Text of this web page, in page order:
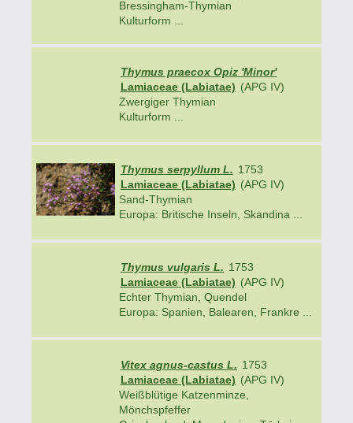
Bressingham-Thymian
Kulturform ...
Thymus praecox Opiz 'Minor'
Lamiaceae (Labiatae) (APG IV)
Zwergiger Thymian
Kulturform ...
Thymus serpyllum L. 1753
Lamiaceae (Labiatae) (APG IV)
Sand-Thymian
Europa: Britische Inseln, Skandina ...
Thymus vulgaris L. 1753
Lamiaceae (Labiatae) (APG IV)
Echter Thymian, Quendel
Europa: Spanien, Balearen, Frankre ...
Vitex agnus-castus L. 1753
Lamiaceae (Labiatae) (APG IV)
Weißblütige Katzenminze,
Mönchspfeffer